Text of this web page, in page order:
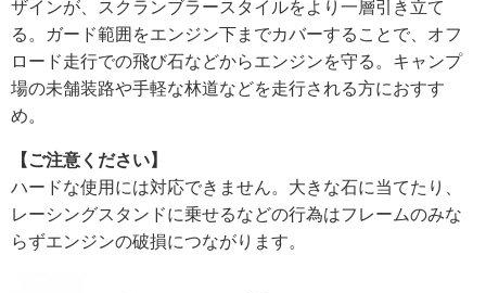
ザインが、スクランブラースタイルをより一層引き立て
る。ガード範囲をエンジン下までカバーすることで、オフ
ロード走行での飛び石などからエンジンを守る。キャンプ
場の未舗装路や手軽な林道などを走行される方におすす
め。
【ご注意ください】
ハードな使用には対応できません。大きな石に当てたり、
レーシングスタンドに乗せるなどの行為はフレームのみな
らずエンジンの破損につながります。